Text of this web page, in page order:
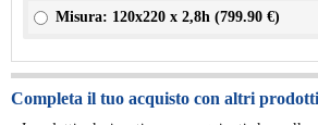
Misura: 120x220 x 2,8h (799.90 €)
Completa il tuo acquisto con altri